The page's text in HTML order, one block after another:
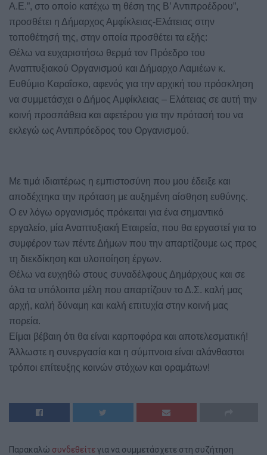
Α.Ε.”, στο οποίο κατέχω τη θέση της Β’ Αντιπροέδρου”,
προσθέτει η Δήμαρχος Αμφίκλειας-Ελάτειας στην
τοποθέτησή της, στην οποία προσθέτει τα εξής:
Θέλω να ευχαριστήσω θερμά τον Πρόεδρο του
Αναπτυξιακού Οργανισμού και Δήμαρχο Λαμιέων κ.
Ευθύμιο Καραΐσκο, αφενός για την αρχική του πρόσκληση
να συμμετάσχει ο Δήμος Αμφίκλειας – Ελάτειας σε αυτή την
κοινή προσπάθεια και αφετέρου για την πρότασή του να
εκλεγώ ως Αντιπρόεδρος του Οργανισμού.
Με τιμά ιδιαιτέρως η εμπιστοσύνη που μου έδειξε και
αποδέχτηκα την πρόταση με αυξημένη αίσθηση ευθύνης.
Ο εν λόγω οργανισμός πρόκειται για ένα σημαντικό
εργαλείο, μία Αναπτυξιακή Εταιρεία, που θα εργαστεί για το
συμφέρον των πέντε Δήμων που την απαρτίζουμε ως προς
τη διεκδίκηση και υλοποίηση έργων.
Θέλω να ευχηθώ στους συναδέλφους Δημάρχους και σε
όλα τα υπόλοιπα μέλη που απαρτίζουν το Δ.Σ. καλή μας
αρχή, καλή δύναμη και καλή επιτυχία στην κοινή μας
πορεία.
Είμαι βέβαιη ότι θα είναι καρποφόρα και αποτελεσματική!
Άλλωστε η συνεργασία και η σύμπνοια είναι αλάνθαστοι
τρόποι επίτευξης κοινών στόχων και οραμάτων!
Παρακαλώ συνδεθείτεγια να συμμετάσχετε στη συζήτηση